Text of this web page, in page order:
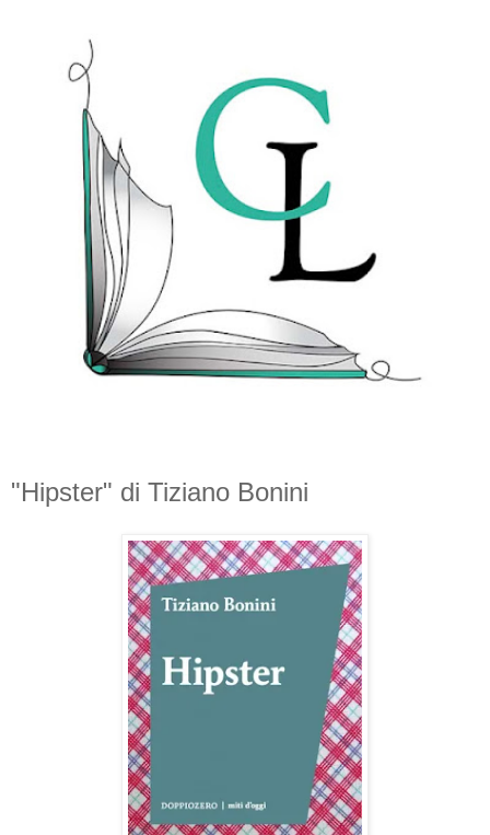
"Hipster" di Tiziano Bonini